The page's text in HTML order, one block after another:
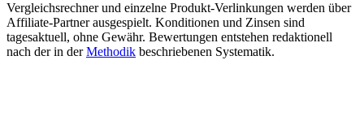
Vergleichsrechner und einzelne Produkt-Verlinkungen werden über
Affiliate-Partner ausgespielt. Konditionen und Zinsen sind
tagesaktuell, ohne Gewähr. Bewertungen entstehen redaktionell
nach der in derMethodik beschriebenen Systematik.